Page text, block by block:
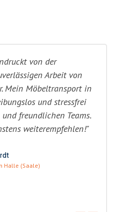
von der
Arbeit von
Mein Möbeltransport in
und stressfrei
freundlichen Teams.
weiterempfehlen!"
Halle (Saale)